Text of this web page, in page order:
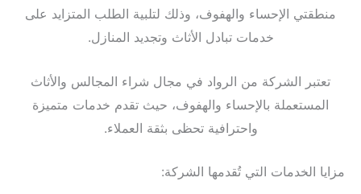
منطقتي الإحساء والهفوف، وذلك لتلبية الطلب المتزايد على
خدمات تبادل الأثاث وتجديد المنازل.
تعتبر الشركة من الرواد في مجال شراء المجالس والأثاث
المستعملة بالإحساء والهفوف، حيث تقدم خدمات متميزة
واحترافية تحظى بثقة العملاء.
مزايا الخدمات التي تُقدمها الشركة: